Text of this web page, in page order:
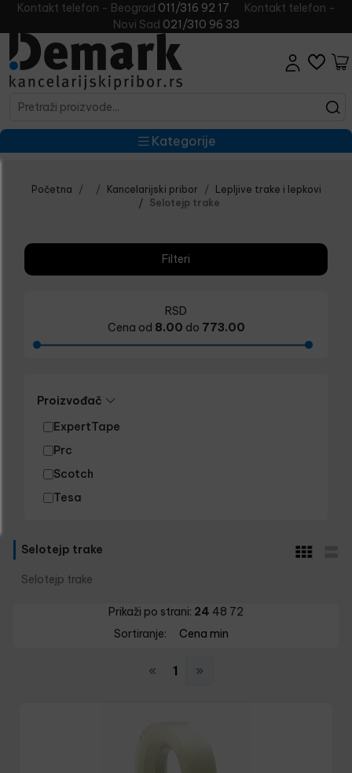
Kontakt telefon - Beograd 011/316 92 17
Kontakt telefon -
Novi Sad 021/310 96 33
Kategorije
Početna Kancelarijski pribor
Lepljive trake i lepkovi
Selotejp trake
Filteri
RSD
Cena od 8.00 do 773.00
Proizvođač
ExpertTape
Prc
Scotch
Tesa
Selotejp trake
Selotejp trake
Prikaži po strani: 24 48 72
Sortiranje:
Cena min
« 1 »